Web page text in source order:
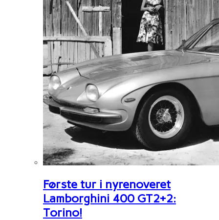
Første tur i nyrenoveret
Lamborghini 400 GT2+2:
Torino!